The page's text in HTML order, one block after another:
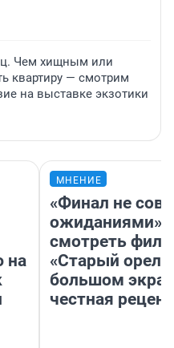
Чем хищным или
квартиру — смотрим
на выставке экзотики
на
МНЕНИЕ
«Финал не
ожиданиями»:
смотреть
«Старый орел»
большом
честная